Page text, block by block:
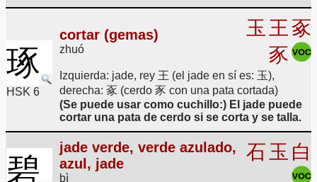
琢
HSK 6
cortar (gemas)
zhuó
玉 王豖
豕
Izquierda: jade, rey 王 (el jade en sí es: 玉),
derecha: 豖 (cerdo 豕 con una pata cortada)
(Se puede usar como cuchillo:) El jade puede
cortar una pata de cerdo si se corta y se talla.
碧
jade verde, verde azulado,
azul, jade
bì
石 玉 白